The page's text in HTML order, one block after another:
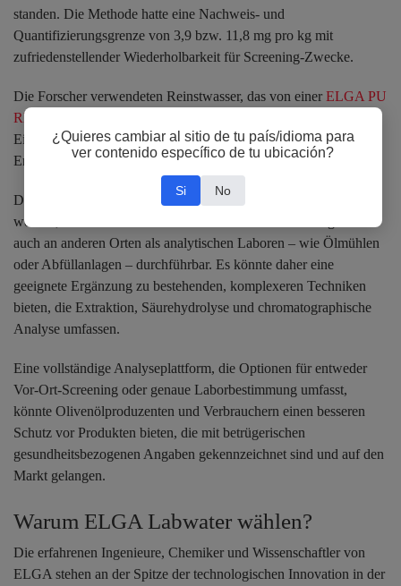
standen. Die Methode hatte eine Nachweis- und
Quantifizierungsgrenze von 3,9 bzw. 11,8 mg pro kg mit
zufriedenstellender Wiederholbarkeit für Screening-Zwecke.
Die Forscher verwendeten Reinstwasser, das von einer ELGA PU
RELAB-Reinstwasseranlage
Einbringens von Verunreinigungen zu minimieren, die ihre
Ergebnisse beeinträchtigen könnten.
Da nur ungiftige Reagenzien und einfache Geräte benötigt
werden, ist die NADES-UV-Methode sowohl erschwinglich als
auch an anderen Orten als analytischen Laboren – wie Ölmühlen
oder Abfüllanlagen – durchführbar. Es könnte daher eine
geeignete Ergänzung zu bestehenden, komplexeren Techniken
bieten, die Extraktion, Säurehydrolyse und chromatographische
Analyse umfassen.
Eine vollständige Analyseplattform, die Optionen für entweder
Vor-Ort-Screening oder genaue Laborbestimmung umfasst,
könnte Olivenölproduzenten und Verbrauchern einen besseren
Schutz vor Produkten bieten, die mit betrügerischen
gesundheitsbezogenen Angaben gekennzeichnet sind und auf den
Markt gelangen.
Warum ELGA Labwater wählen?
Die erfahrenen Ingenieure, Chemiker und Wissenschaftler von
ELGA stehen an der Spitze der technologischen Innovation in der
¿Quieres cambiar al sitio de tu país/idioma para
ver contenido específico de tu ubicación?
Si No